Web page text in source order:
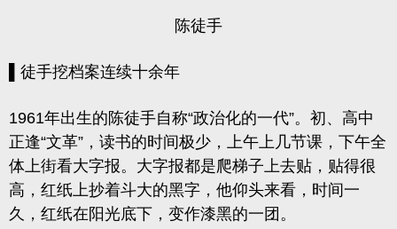
陈徒手
▌徒手挖档案连续十余年
1961年出生的陈徒手自称“政治化的一代”。初、高中
正逢“文革”，读书的时间极少，上午上几节课，下午全
体上街看大字报。大字报都是爬梯子上去贴，贴得很
高，红纸上抄着斗大的黑字，他仰头来看，时间一
久，红纸在阳光底下，变作漆黑的一团。